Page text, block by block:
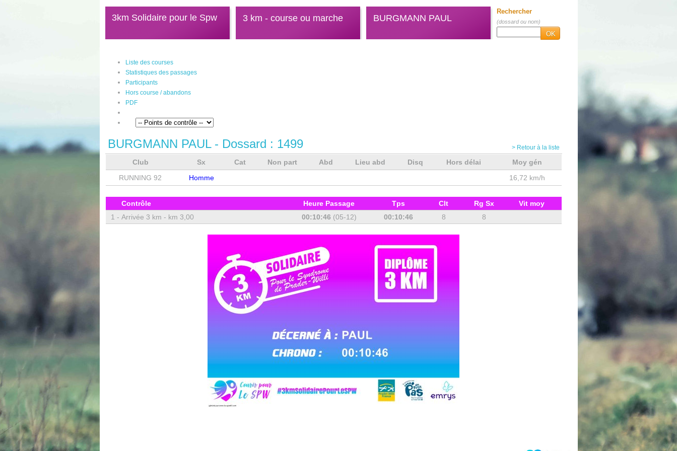
3km Solidaire pour le Spw 3 km - course ou marche BURGMANN PAUL
Rechercher
(dossard ou nom)
OK
Liste des courses
Statistiques des passages
Participants
Hors course / abandons
PDF
BURGMANN PAUL- Dossard : 1499 > Retour à la liste
Club Sx Cat Non part Abd Lieu abd Disq Hors délai
Moy gén
RUNNING 92
Homme 16,72 km/h
Contrôle Heure Passage Tps Clt Rg Sx
Vit moy
1 - Arrivée 3 km - km 3,00 00:10:46 (05-12) 00:10:46 8 8